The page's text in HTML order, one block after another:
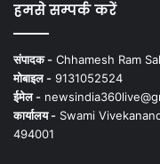
हमसे सम्पर्क करें
संपादक - Chhamesh Ram
मोबाइल - 9131052524
ईमेल -
कार्यालय - Swami
494001